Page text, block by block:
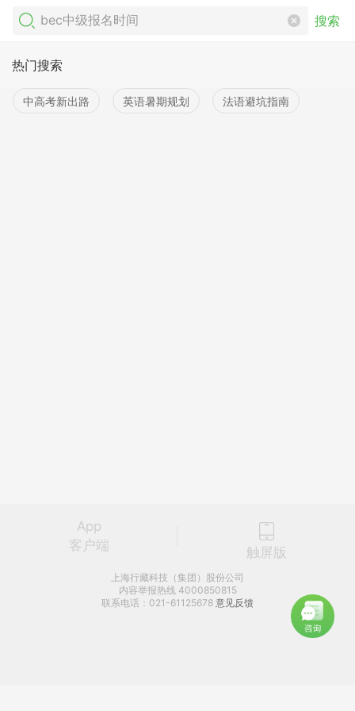
搜索
热门搜索
中高考新出路 英语暑期规划 法语避坑指南
App
客户端
触屏版
上海行藏科技（集团）股份公司
内容举报热线 4000850815
联系电话：021-61125678 意见反馈